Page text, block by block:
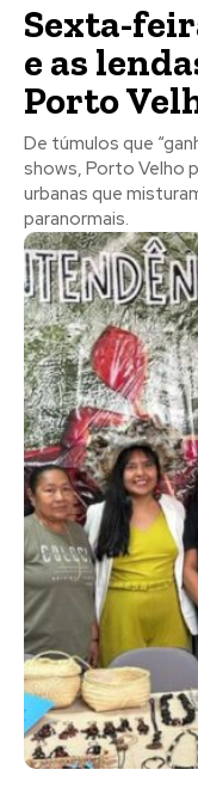
Sexta-
e as
Porto
De túmulos que
shows, Porto Velho
urbanas que
paranormais.